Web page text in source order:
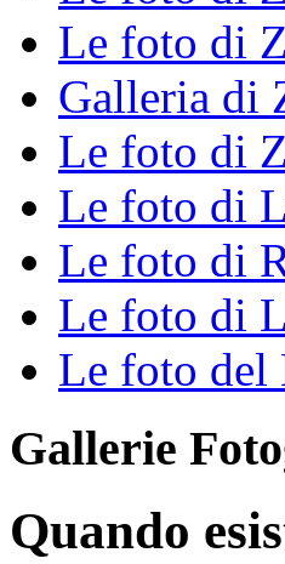
Le foto di
Galleria di
Le foto di
Le foto di
Le foto di
Le foto di
Le foto del
Gallerie
Quando